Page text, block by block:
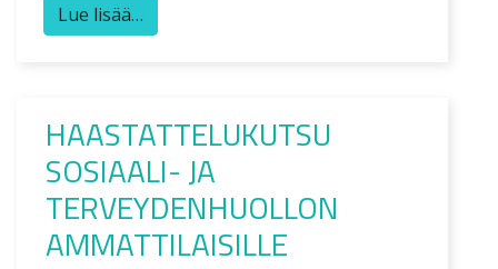
Lue lisää…
HAASTATTELUKUTSU
SOSIAALI- JA
TERVEYDENHUOLLON
AMMATTILAISILLE